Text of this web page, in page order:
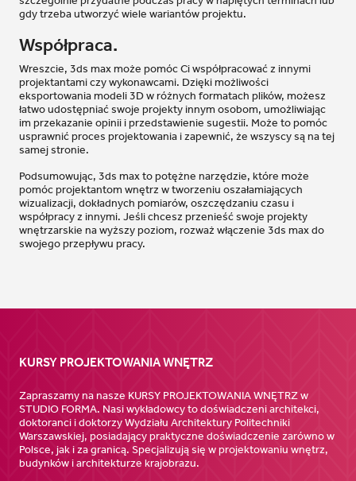
gdy trzeba utworzyć wiele wariantów projektu.
Współpraca.
Wreszcie, 3ds max może pomóc Ci współpracować z innymi
projektantami czy wykonawcami. Dzięki możliwości
eksportowania modeli 3D w różnych formatach plików, możesz
łatwo udostępniać swoje projekty innym osobom, umożliwiając
im przekazanie opinii i przedstawienie sugestii. Może to pomóc
usprawnić proces projektowania i zapewnić, że wszyscy są na tej
samej stronie.
Podsumowując, 3ds max to potężne narzędzie, które może
pomóc projektantom wnętrz w tworzeniu oszałamiających
wizualizacji, dokładnych pomiarów, oszczędzaniu czasu i
współpracy z innymi. Jeśli chcesz przenieść swoje projekty
wnętrzarskie na wyższy poziom, rozważ włączenie 3ds max do
swojego przepływu pracy.
KURSY PROJEKTOWANIA WNĘTRZ
Zapraszamy na nasze KURSY PROJEKTOWANIA WNĘTRZ w
STUDIO FORMA. Nasi wykładowcy to doświadczeni architekci,
doktoranci i doktorzy Wydziału Architektury Politechniki
Warszawskiej, posiadający praktyczne doświadczenie zarówno w
Polsce, jak i za granicą. Specjalizują się w projektowaniu wnętrz,
budynków i architekturze krajobrazu.